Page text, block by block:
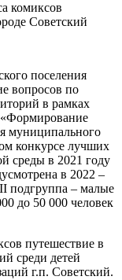
комиксов
Советский
поселения
вопросов по
в рамках
«Формирование
муниципального
конкурсе лучших
среды в 2021 году
в 2022 –
подгруппа – малые
до 50 000 человек
путешествие в
среди детей
г.п. Советский.